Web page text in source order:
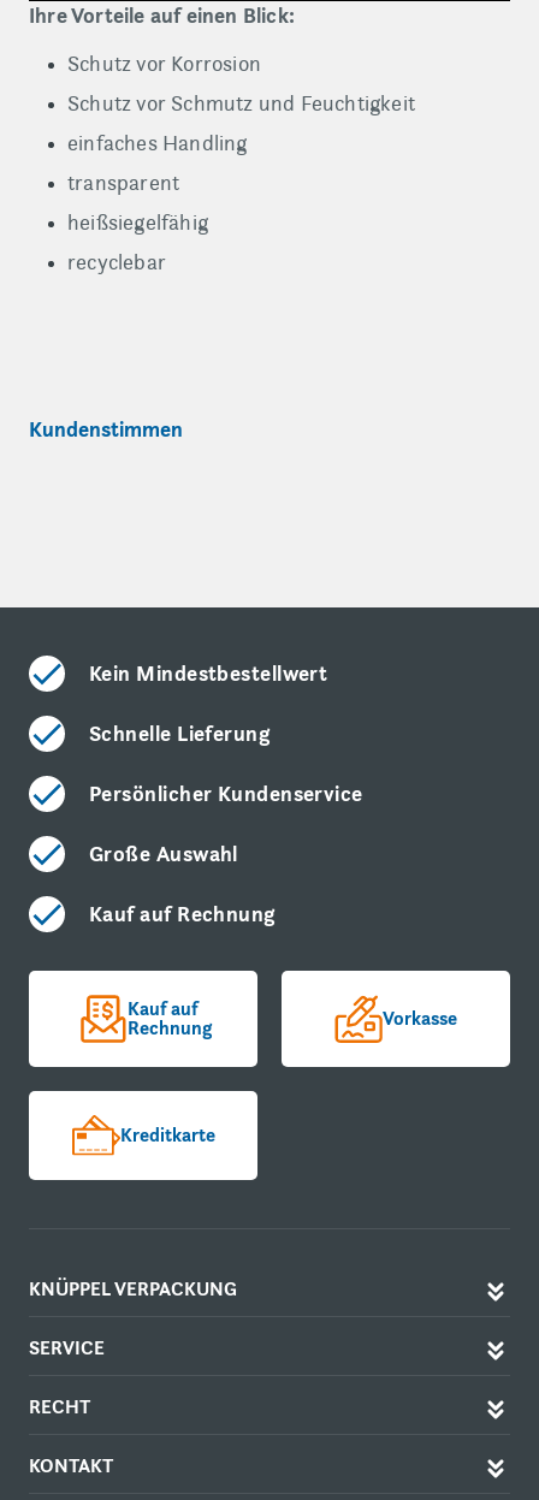
Ihre Vorteile auf einen Blick:
Schutz vor Korrosion
Schutz vor Schmutz und Feuchtigkeit
einfaches Handling
transparent
heißsiegelfähig
recyclebar
Kundenstimmen
Kein Mindestbestellwert
Schnelle Lieferung
Persönlicher Kundenservice
Große Auswahl
Kauf auf Rechnung
Kauf auf
Rechnung Vorkasse
Kreditkarte
KNÜPPEL VERPACKUNG
SERVICE
RECHT
KONTAKT